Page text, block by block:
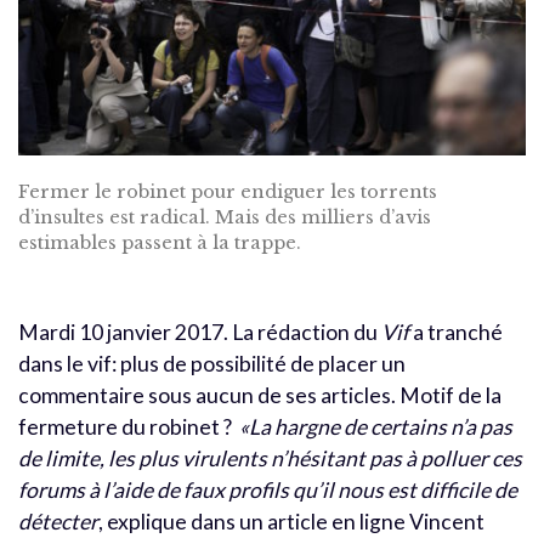
Fermer le robinet pour endiguer les torrents
d’insultes est radical. Mais des milliers d’avis
estimables passent à la trappe.
Mardi 10 janvier 2017. La rédaction du Vifa tranché
dans le vif: plus de possibilité de placer un
commentaire sous aucun de ses articles. Motif de la
fermeture du robinet ? «La hargne de certains n’a pas
de limite, les plus virulents n’hésitant pas à polluer ces
forums à l’aide de faux profils qu’il nous est difficile de
détecter, explique dans un article en ligne Vincent